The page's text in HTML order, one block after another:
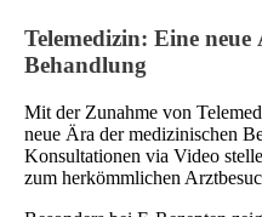
Telemedizin: Eine
Behandlung
Mit der Zunahme von
neue Ära der medizinischen
Konsultationen via Video
zum herkömmlichen